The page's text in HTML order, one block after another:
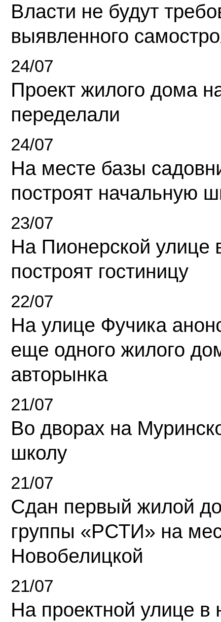
Власти не будут
выявленного
24/07
Проект жилого дома
переделали
24/07
На месте базы
построят начальную
23/07
На Пионерской улице
построят гостиницу
22/07
На улице Фучика
еще одного жилого
авторынка
21/07
Во дворах на
школу
21/07
Сдан первый жилой
группы «РСТИ» на
Новобелицкой
21/07
На проектной улице